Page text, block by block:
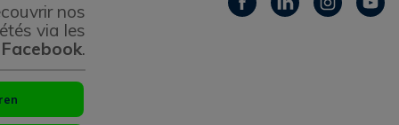
nos
via les
.